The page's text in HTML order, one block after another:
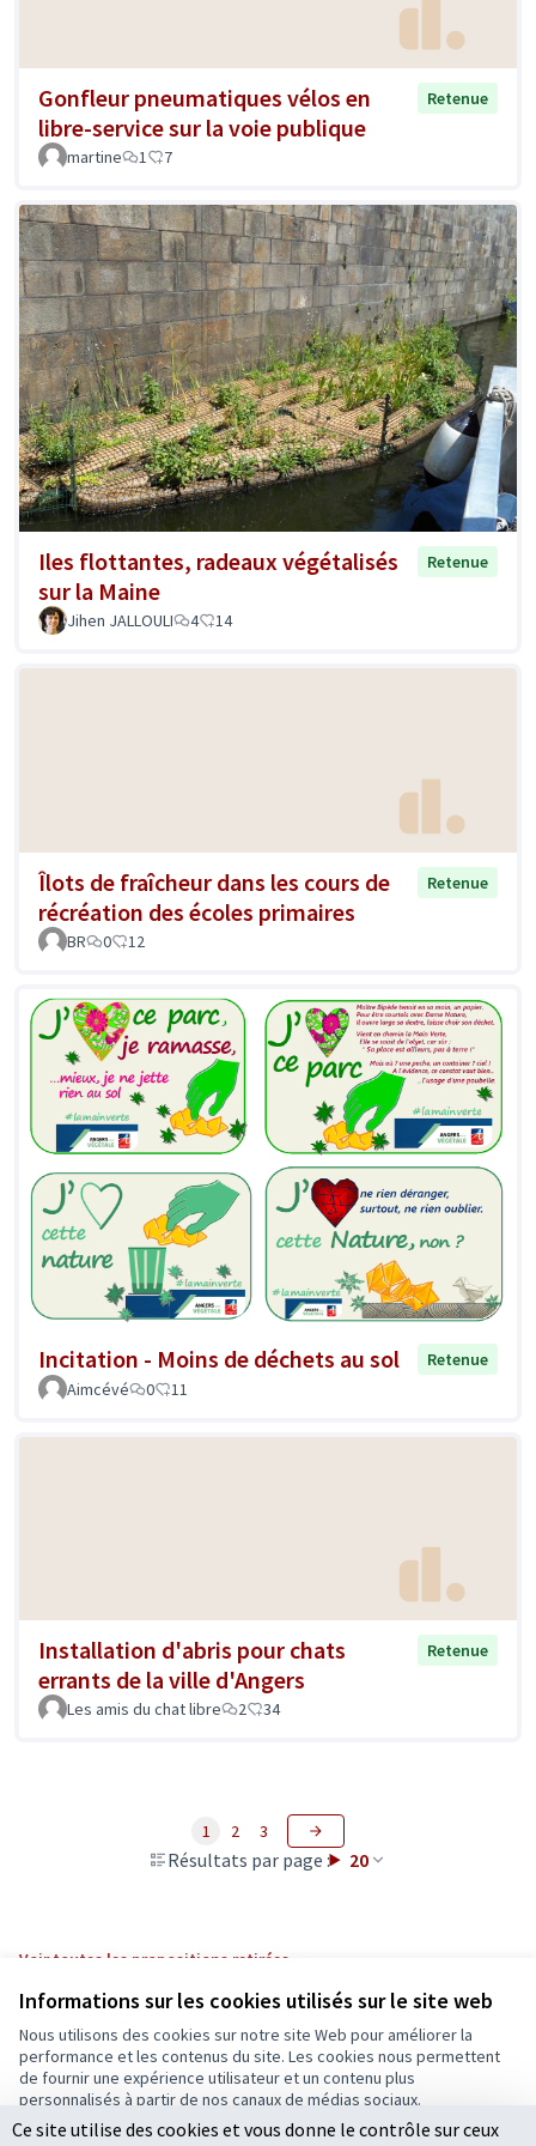
Informations sur les cookies utilisés sur le site web
Nous utilisons des cookies sur notre site Web pour améliorer la
performance et les contenus du site. Les cookies nous permettent
de fournir une expérience utilisateur et un contenu plus
personnalisés à partir de nos canaux de médias sociaux.
Tout accepter
Gonfleur pneumatiques vélos en
libre-service sur la voie publique
Retenue
martine 1 7
Iles flottantes, radeaux végétalisés
sur la Maine
Retenue
Jihen JALLOULI 4 14
Îlots de fraîcheur dans les cours de
récréation des écoles primaires
Retenue
BR 0 12
Incitation - Moins de déchets au sol
Retenue
Aimcévé
0 11
Installation d'abris pour chats
errants de la ville d'Angers
Retenue
Les amis du chat libre 2 34
Résultats par page : 20
1 2 3
Voir toutes les propositions retirées
Conditions d'utilisation
Paramètres des cookies
Ecrivons Angers sur X
(Lien externe)
Ecrivons Angers sur Facebook
(Lien externe)
Ce site utilise des cookies et vous donne le contrôle sur ceux